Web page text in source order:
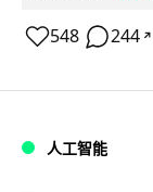
548 244 ↗
人工智能